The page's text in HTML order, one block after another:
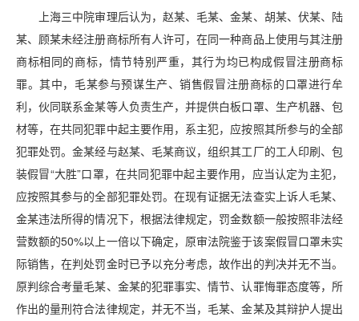
上海三中院审理后认为，赵某、毛某、金某、胡某、伏某、陆
某、顾某未经注册商标所有人许可，在同一种商品上使用与其注册
商标相同的商标，情节特别严重，其行为均已构成假冒注册商标
罪。其中，毛某参与预谋生产、销售假冒注册商标的口罩进行牟
利，伙同联系金某等人负责生产，并提供白板口罩、生产机器、包
材等，在共同犯罪中起主要作用，系主犯，应按照其所参与的全部
犯罪处罚。金某经与赵某、毛某商议，组织其工厂的工人印刷、包
装假冒“大胜”口罩，在共同犯罪中起主要作用，应当认定为主犯，
应按照其参与的全部犯罪处罚。在现有证据无法查实上诉人毛某、
金某违法所得的情况下，根据法律规定，罚金数额一般按照非法经
营数额的50%以上一倍以下确定，原审法院鉴于该案假冒口罩未实
际销售，在判处罚金时已予以充分考虑，故作出的判决并无不当。
原判综合考量毛某、金某的犯罪事实、情节、认罪悔罪态度等，所
作出的量刑符合法律规定，并无不当，毛某、金某及其辩护人提出